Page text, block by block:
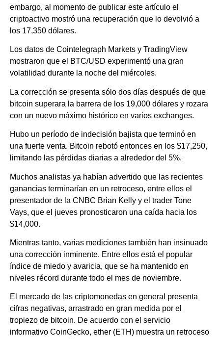
embargo, al momento de publicar este artículo el
criptoactivo mostró una recuperación que lo devolvió a
los 17,350 dólares.
Los datos de Cointelegraph Markets y TradingView
mostraron que el BTC/USD experimentó una gran
volatilidad durante la noche del miércoles.
La corrección se presenta sólo dos días después de que
bitcoin superara la barrera de los 19,000 dólares y rozara
con un nuevo máximo histórico en varios exchanges.
Hubo un período de indecisión bajista que terminó en
una fuerte venta. Bitcoin rebotó entonces en los $17,250,
limitando las pérdidas diarias a alrededor del 5%.
Muchos analistas ya habían advertido que las recientes
ganancias terminarían en un retroceso, entre ellos el
presentador de la CNBC Brian Kelly y el trader Tone
Vays, que el jueves pronosticaron una caída hacia los
$14,000.
Mientras tanto, varias mediciones también han insinuado
una corrección inminente. Entre ellos está el popular
índice de miedo y avaricia, que se ha mantenido en
niveles récord durante todo el mes de noviembre.
El mercado de las criptomonedas en general presenta
cifras negativas, arrastrado en gran medida por el
tropiezo de bitcoin. De acuerdo con el servicio
informativo CoinGecko, ether (ETH) muestra un retroceso